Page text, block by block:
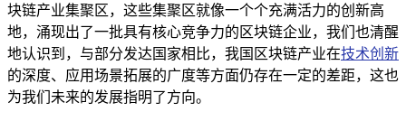
块链产业集聚区，这些集聚区就像一个个充满活力的创新高
地，涌现出了一批具有核心竞争力的区块链企业，我们也清醒
地认识到，与部分发达国家相比，我国区块链产业在技术创新
的深度、应用场景拓展的广度等方面仍存在一定的差距，这也
为我们未来的发展指明了方向。